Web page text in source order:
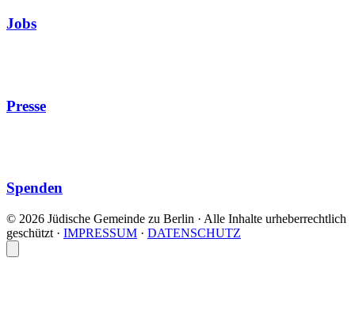
Jobs
Presse
Spenden
© 2026 Jüdische Gemeinde zu Berlin · Alle Inhalte urheberrechtlich
geschützt · IMPRESSUM · DATENSCHUTZ